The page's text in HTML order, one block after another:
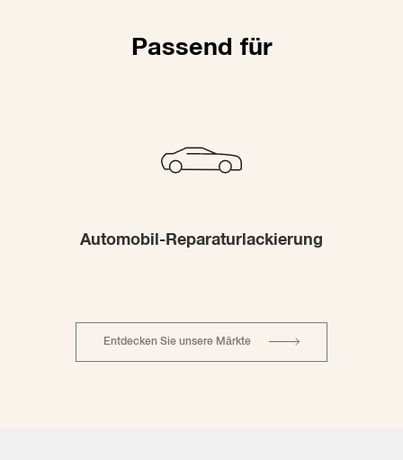
Passend für
Automobil-Reparaturlackierung
Entdecken Sie unsere Märkte